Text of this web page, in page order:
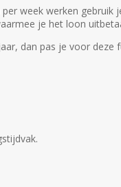
week werken gebruik
je het loon
dan pas je voor deze